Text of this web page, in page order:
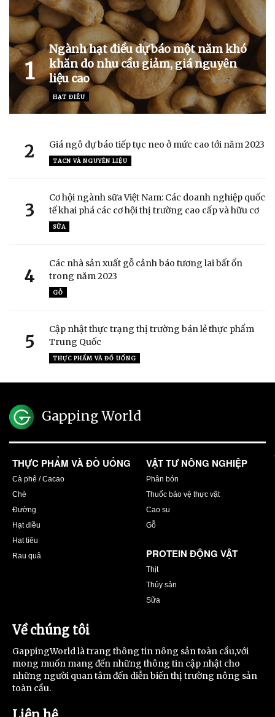
1
Ngành hạt điều dự báo một năm khó
khăn do nhu cầu giảm, giá nguyên
liệu cao
HẠT ĐIỀU
2 Giá ngô dự báo tiếp tục neo ở mức cao tới năm 2023
TACN VÀ NGUYÊN LIỆU
3
Cơ hội ngành sữa Việt Nam: Các doanh nghiệp quốc
tế khai phá các cơ hội thị trường cao cấp và hữu cơ
SỮA
4
Các nhà sản xuất gỗ cảnh báo tương lai bất ổn
trong năm 2023
GỖ
5
Cập nhật thực trạng thị trường bán lẻ thực phẩm
Trung Quốc
THỰC PHẨM VÀ ĐỒ UỐNG
Gapping World
THỰC PHẨM VÀ ĐỒ UỐNG
Cà phê / Cacao
Chè
Đường
Hạt điều
Hạt tiêu
Rau quả
VẬT TƯ NÔNG NGHIỆP
Phân bón
Thuốc bảo vệ thực vật
Cao su
Gỗ
PROTEIN ĐỘNG VẬT
Thịt
Thủy sản
Sữa
Về chúng tôi
GappingWorld là trang thông tin nông sản toàn cầu,với
mong muốn mang đến những thông tin cập nhật cho
những người quan tâm đến diễn biến thị trường nông sản
toàn cầu.